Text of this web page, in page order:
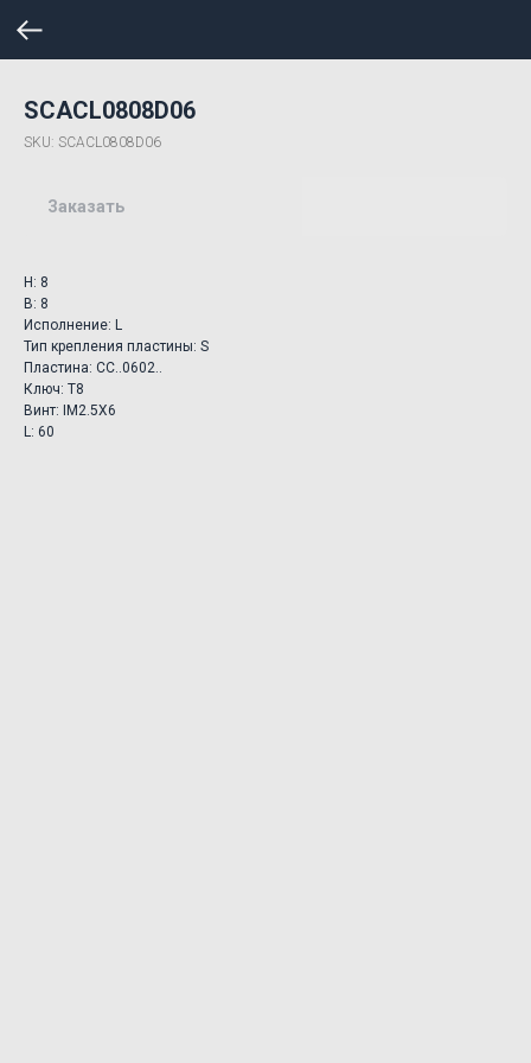
SCACL0808D06
SKU: SCACL0808D06
Заказать
H: 8
B: 8
Исполнение: L
Тип крепления пластины: S
Пластина: CC..0602..
Ключ: T8
Винт: IM2.5X6
L: 60